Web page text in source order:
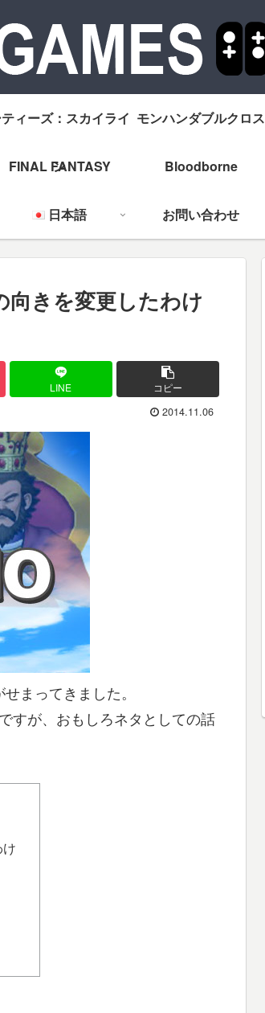
ィーズ：スカイライ
ン
モンハンダブルクロス
FINAL FANTASY Bloodborne
日本語 お問い合わせ
きを変更したわけ
LINE コピー
2014.11.06
まってきました。
すが、おもしろネタとしての話